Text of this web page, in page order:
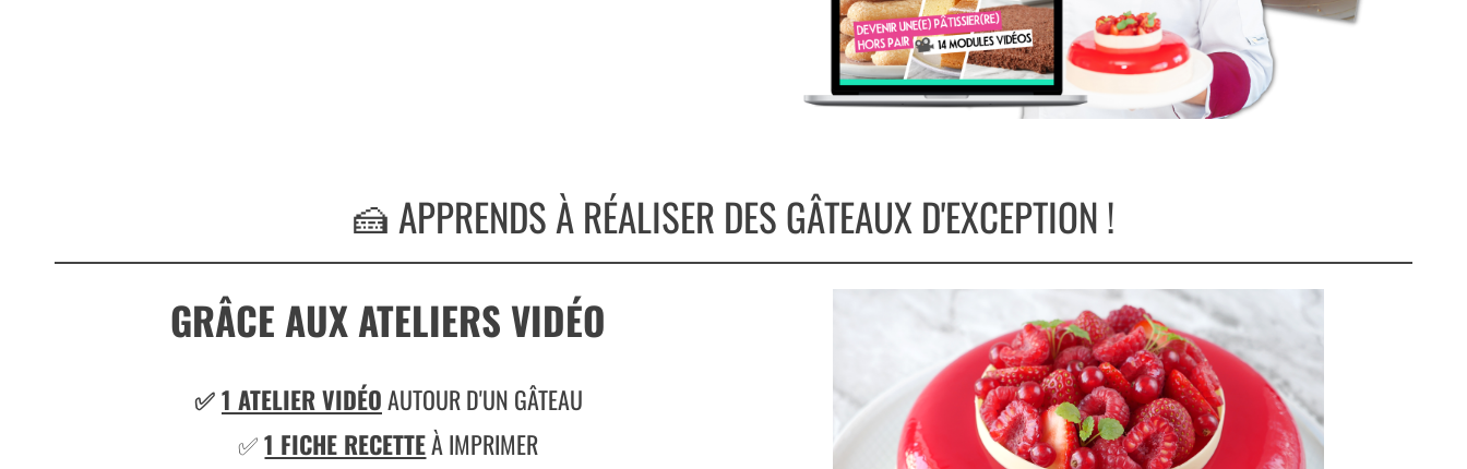
🍰 APPRENDS À RÉALISER DES GÂTEAUX D'EXCEPTION !
GRÂCE AUX ATELIERS VIDÉO
✅1 ATELIER VIDÉOAUTOUR D'UN GÂTEAU
✅1 FICHE RECETTEÀ IMPRIMER